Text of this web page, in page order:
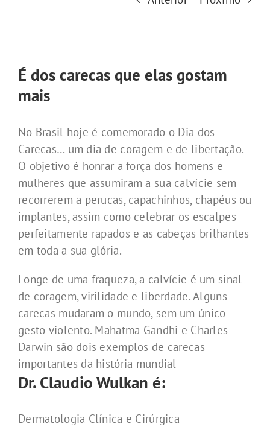
Larger
Image
É dos carecas que elas gostam
mais
No Brasil hoje é comemorado o Dia dos
Carecas… um dia de coragem e de libertação.
O objetivo é honrar a força dos homens e
mulheres que assumiram a sua calvície sem
recorrerem a perucas, capachinhos, chapéus ou
implantes, assim como celebrar os escalpes
perfeitamente rapados e as cabeças brilhantes
em toda a sua glória.
Longe de uma fraqueza, a calvície é um sinal
de coragem, virilidade e liberdade. Alguns
carecas mudaram o mundo, sem um único
gesto violento. Mahatma Gandhi e Charles
Darwin são dois exemplos de carecas
importantes da história mundial
Dr. Claudio Wulkan é:
Dermatologia Clínica e Cirúrgica